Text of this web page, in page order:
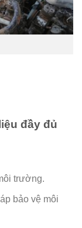
đầy đủ
trường.
bảo vệ môi